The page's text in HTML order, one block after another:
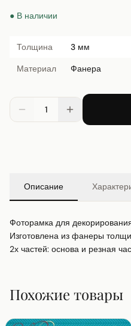
● В наличии
Толщина
3 мм
Материал
Фанера
1
Описание
Фоторамка для
Изготовлена из фанеры
2х частей: основа и резная
Похожие товары